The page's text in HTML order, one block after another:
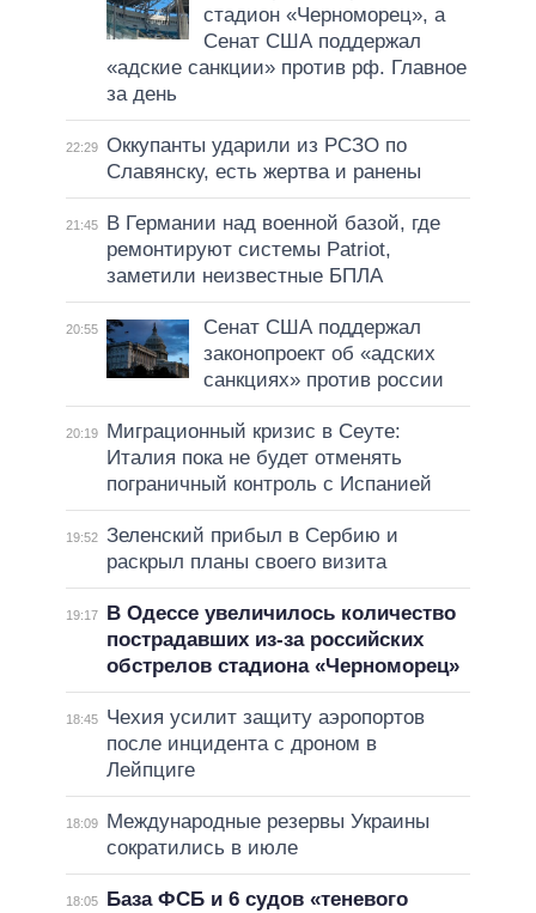
стадион «Черноморец», а
Сенат США поддержал
«адские санкции» против рф. Главное
за день
22:29 Оккупанты ударили из РСЗО по
Славянску, есть жертва и ранены
21:45
В Германии над военной базой, где
ремонтируют системы Patriot,
заметили неизвестные БПЛА
20:55
Сенат США поддержал
законопроект об «адских
санкциях» против россии
20:19
Миграционный кризис в Сеуте:
Италия пока не будет отменять
пограничный контроль с Испанией
19:52 Зеленский прибыл в Сербию и
раскрыл планы своего визита
19:17
В Одессе увеличилось количество
пострадавших из-за российских
обстрелов стадиона «Черноморец»
18:45
Чехия усилит защиту аэропортов
после инцидента с дроном в
Лейпциге
18:09
Международные резервы Украины
сократились в июле
18:05
База ФСБ и 6 судов «теневого